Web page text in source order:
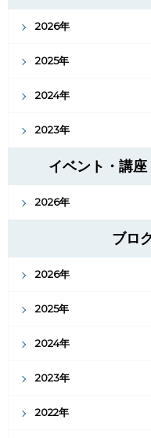
2026年
2025年
2024年
2023年
イベント・講
2026年
ブロ
2026年
2025年
2024年
2023年
2022年